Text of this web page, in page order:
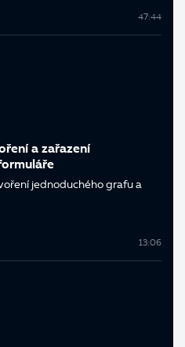
47:44
a zařazení
jednoduchého grafu a
13:06